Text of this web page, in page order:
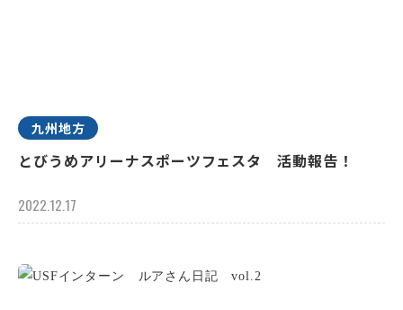
九州地方
とびうめアリーナスポーツフェスタ 活動報告！
2022.12.17